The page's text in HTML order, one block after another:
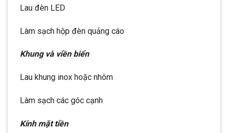
Lau đèn LED
Làm sạch hộp đèn quảng cáo
Khung và viền biển
Lau khung inox hoặc nhôm
Làm sạch các góc cạnh
Kính mặt tiền